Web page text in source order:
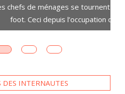
se tournent vers le pari
l’occupation de
INTERNAUTES